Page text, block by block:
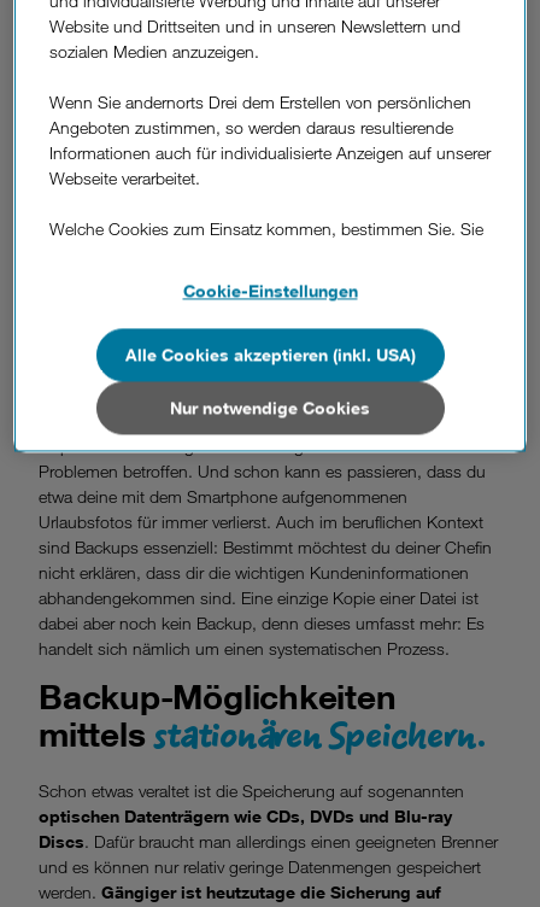
auch der World Backup Day am 31. März,der an die
Wichtigkeit eines Daten-Backups erinnert. Dennwann hast du
zuletzt ein solches auf deinen elektronischen Geräten
Schultern zucken? Dann bist du hier richtig: Wir erklären alles
rund um Backups und warum du keinesfalls auf diese Art der
Datensicherung verzichten solltest.
Daten-Backup?
gespeicherten Daten.Dazu wird ein zusätzliches
Festplatte, ein Tape oder eine CD
. Eine weitere Möglichkeit
netzbasierte Speicherung in einer Cloud . Aber
warum sind Backups so wichtig? Das ist einfach erklärt: Stell
dir vor, dein Smartphone oder Laptop wird gestohlen,
irreparabel beschädigt oder ist von gravierenden Software-
Problemen betroffen. Und schon kann es passieren, dass du
etwa deine mit dem Smartphone aufgenommenen
Urlaubsfotos für immer verlierst. Auch im beruflichen Kontext
sind Backups essenziell: Bestimmt möchtest du deiner Chefin
nicht erklären, dass dir die wichtigen Kundeninformationen
abhandengekommen sind. Eine einzige Kopie einer Datei ist
dabei aber noch kein Backup, denn dieses umfasst mehr: Es
handelt sich nämlich um einen systematischen Prozess.
Backup-Möglichkeiten
mittelsstationären Speichern.
Schon etwas veraltet ist die Speicherung auf sogenannten
optischen Datenträgern wie CDs, DVDs und Blu-ray
Discs. Dafür braucht man allerdings einen geeigneten Brenner
und es können nur relativ geringe Datenmengen gespeichert
werden. Gängiger ist heutzutage die Sicherung auf
Website und Drittseiten und in unseren Newslettern und
sozialen Medien anzuzeigen.
Wenn Sie andernorts Drei dem Erstellen von persönlichen
Angeboten zustimmen, so werden daraus resultierende
Informationen auch für individualisierte Anzeigen auf unserer
Webseite verarbeitet.
Welche Cookies zum Einsatz kommen, bestimmen Sie. Sie
Wenn Sie allen Cookies zustimmen, werden auch Cookies
von Drittanbietern verarbeitet, die Ihre Daten in Ländern
außerhalb der europäischen Union (z.B. in den USA)
verarbeiten. Sie unterliegen keinem EU-konformen
Datenschutzniveau und es stehen keine wirksamen
Rechtsbehelfe zur Verfügung.
Cookies von Unternehmen in Drittstaaten, die ein ähnliches
Datenschutzniveau wie in der Europäischen Union aufweisen
(z.B. Data Privacy Framework), werden wie europäische
Unternehmen behandelt.
Wenn Sie „Nur notwendige Cookies“ wählen, dann sind für
Sie nur jene Cookies im Einsatz, die zur Funktion dieser
Website unerlässlich sind.
Cookie-Einstellungen
Nur notwendige Cookies
Alle Cookies akzeptieren (inkl. USA)